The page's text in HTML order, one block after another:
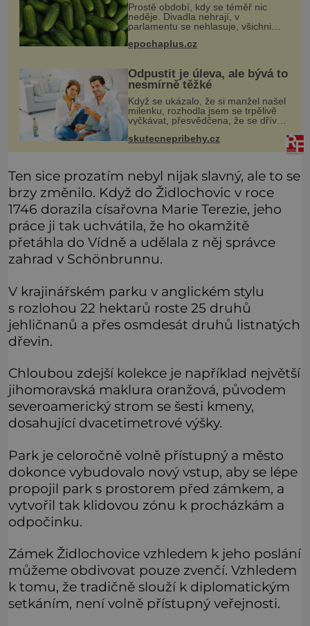
Prostě období, kdy se téměř nic
neděje. Divadla nehrají, v
parlamentu se nehlasuje, všichni
o čem mluvit a psát. A vymýšlejí si
epochaplus.cz
Odpustit je úleva, ale bývá to
nesmírně těžké
Když se ukázalo, že si manžel našel
milenku, rozhodla jsem se trpělivě
vyčkávat, přesvědčena, že se dříve
či později vrátí k rodině. Možná je to
jedna z nejtěžších věcí na světě. Ale
skutecnepribehy.cz
Ten sice prozatím nebyl nijak slavný, ale to se
brzy změnilo. Když do Židlochovic v roce
1746 dorazila císařovna Marie Terezie, jeho
práce ji tak uchvátila, že ho okamžitě
přetáhla do Vídně a udělala z něj správce
zahrad v Schönbrunnu.
V krajinářském parku v anglickém stylu
s rozlohou 22 hektarů roste 25 druhů
jehličnanů a přes osmdesát druhů listnatých
dřevin.
Chloubou zdejší kolekce je například největší
jihomoravská maklura oranžová, původem
severoamerický strom se šesti kmeny,
dosahující dvacetimetrové výšky.
Park je celoročně volně přístupný a město
dokonce vybudovalo nový vstup, aby se lépe
propojil park s prostorem před zámkem, a
vytvořil tak klidovou zónu k procházkám a
odpočinku.
Zámek Židlochovice vzhledem k jeho poslání
můžeme obdivovat pouze zvenčí. Vzhledem
k tomu, že tradičně slouží k diplomatickým
setkáním, není volně přístupný veřejnosti.